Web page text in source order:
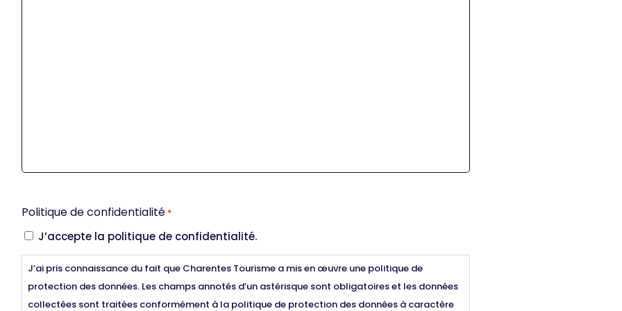
Politique de confidentialité *
J’accepte la politique de confidentialité.
J’ai pris connaissance du fait que Charentes Tourisme a mis en œuvre une politique de
protection des données. Les champs annotés d’un astérisque sont obligatoires et les données
collectées sont traitées conformément à la politique de protection des données à caractère